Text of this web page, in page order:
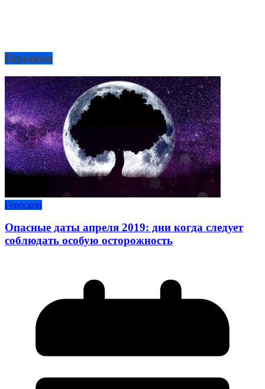
Гороскоп
Гороскоп
Опасные даты апреля 2019: дни когда следует
соблюдать особую осторожность